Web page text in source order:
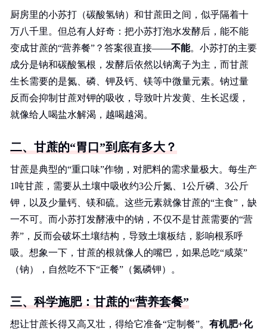
厨房里的小苏打（碳酸氢钠）和甘蔗田之间，似乎隔着十
万八千里。但总有人好奇：把小苏打泡水发酵后，能不能
变成甘蔗的“营养餐”？答案很直接——不能。小苏打的主要
成分是钠和碳酸氢根，发酵后依然以钠离子为主，而甘蔗
生长需要的是氮、磷、钾及钙、镁等中微量元素。钠过量
反而会抑制甘蔗对钾的吸收，导致叶片发黄、生长迟缓，
就像给人喝盐水解渴，越喝越渴。
二、甘蔗的“胃口”到底有多大？
甘蔗是典型的“重口味”作物，对肥料的需求量极大。每生产
1吨甘蔗，需要从土壤中吸收约3公斤氮、1公斤磷、3公斤
钾，以及少量钙、镁和硫。这些元素就像甘蔗的“主食”，缺
一不可。而小苏打发酵液中的钠，不仅不是甘蔗需要的“营
养”，反而会破坏土壤结构，导致土壤板结，影响根系呼
吸。想象一下，甘蔗的根就像人的嘴巴，如果总吃“咸菜”
（钠），自然吃不下“正餐”（氮磷钾）。
三、科学施肥：甘蔗的“营养套餐”
想让甘蔗长得又高又壮，得给它准备“定制餐”。 有机肥+化